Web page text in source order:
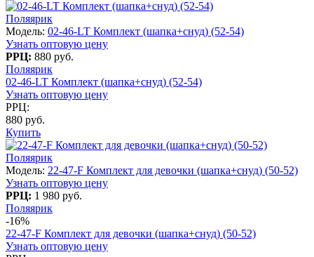
Поляярик
Модель: 02-46-LT Комплект (шапка+снуд) (52-54)
Узнать оптовую цену
РРЦ: 880 руб.
Поляярик
02-46-LT Комплект (шапка+снуд) (52-54)
Узнать оптовую цену
РРЦ:
880 руб.
Купить
Поляярик
Модель: 22-47-F Комплект для девочки (шапка+снуд) (50-52)
Узнать оптовую цену
РРЦ: 1 980 руб.
Поляярик
-16%
22-47-F Комплект для девочки (шапка+снуд) (50-52)
Узнать оптовую цену